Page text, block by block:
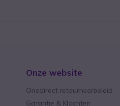
Onze website
Onedirect retourneerbeleid
Garantie & Klachten